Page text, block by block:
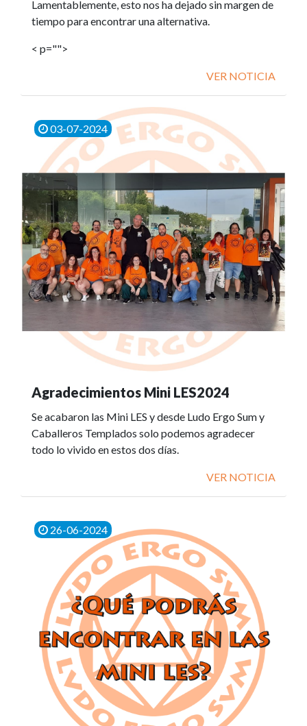
Lamentablemente, esto nos ha dejado sin margen de
tiempo para encontrar una alternativa.
< p="">
VER NOTICIA
03-07-2024
Agradecimientos Mini LES2024
Se acabaron las Mini LES y desde Ludo Ergo Sum y
Caballeros Templados solo podemos agradecer
todo lo vivido en estos dos días.
VER NOTICIA
26-06-2024